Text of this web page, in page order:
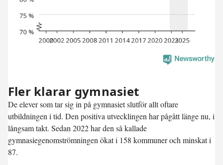
Fler klarar gymnasiet
De elever som tar sig in på gymnasiet slutför allt oftare
utbildningen i tid. Den positiva utvecklingen har pågått länge nu, i
långsam takt. Sedan 2022 har den så kallade
gymnasiegenomströmningen ökat i 158 kommuner och minskat i
87.